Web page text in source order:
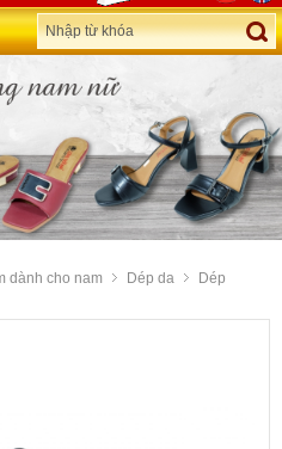
dành cho nam Dép da
Dép